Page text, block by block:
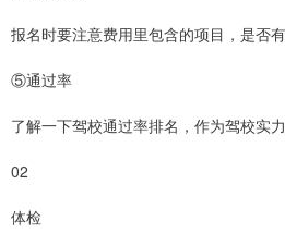
报名时要注意费用里包含的项目，是否
⑤通过率
了解一下驾校通过率排名，作为驾校实
02
体检